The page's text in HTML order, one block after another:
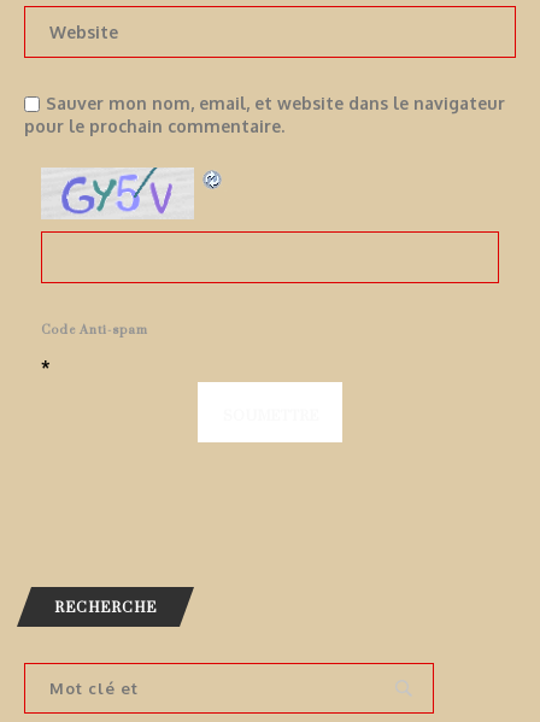
Sauver mon nom, email, et website dans le navigateur
pour le prochain commentaire.
Code Anti-spam
*
RECHERCHE